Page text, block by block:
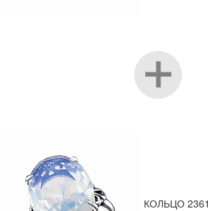
КОЛЬЦО